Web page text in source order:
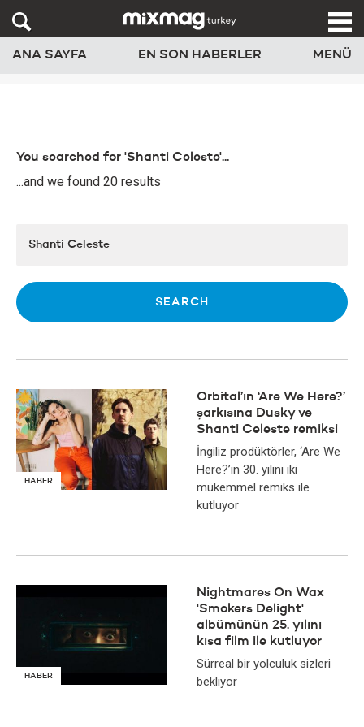
ANA SAYFA EN SON HABERLER MENÜ
You searched for 'Shanti Celeste'...
...and we found 20 results
HABER
Orbital’ın ‘Are We Here?’
şarkısına Dusky ve
Shanti Celeste remiksi
İngiliz prodüktörler, ‘Are We
Here?’ın 30. yılını iki
mükemmel remiks ile
kutluyor
HABER
Nightmares On Wax
'Smokers Delight'
albümünün 25. yılını
kısa film ile kutluyor
Sürreal bir yolculuk sizleri
bekliyor